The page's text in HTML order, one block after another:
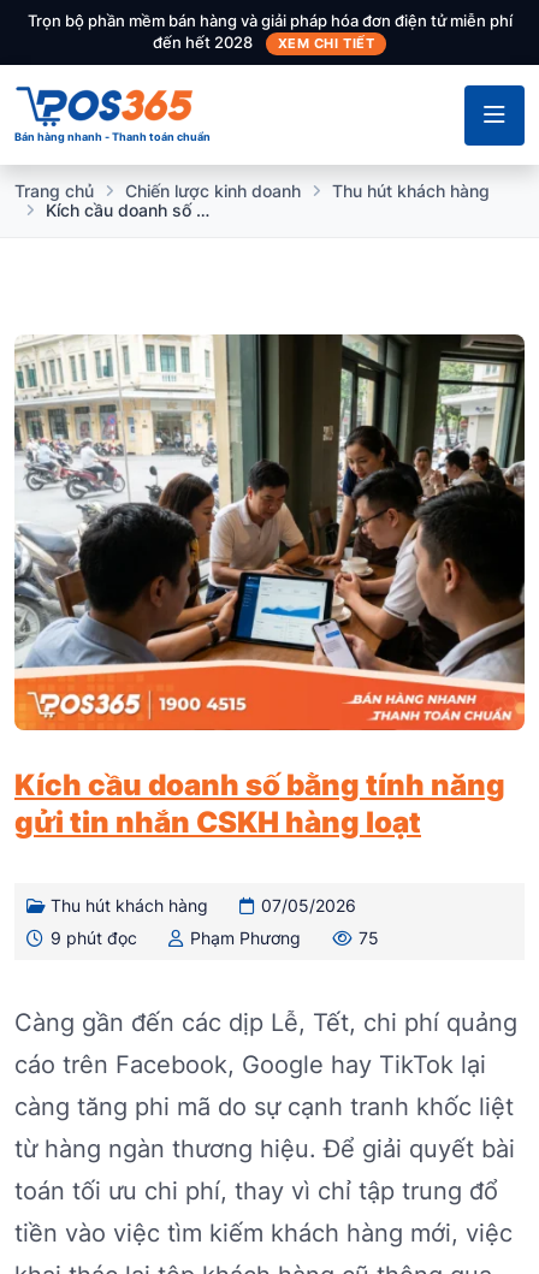
Trọn bộ phần mềm bán hàng và giải pháp hóa đơn điện tử miễn phí
đến hết 2028
XEM CHI TIẾT
Bán hàng nhanh - Thanh toán chuẩn
Trang chủ Chiến lược kinh doanh
Thu hút khách hàng
Kích cầu doanh số bằng tính năng gửi tin nhắn CSKH hàng loạt
Kích cầu doanh số bằng tính năng
gửi tin nhắn CSKH hàng loạt
Thu hút khách hàng
07/05/2026
9 phút đọc
Phạm Phương 75
Càng gần đến các dịp Lễ, Tết, chi phí quảng
cáo trên Facebook, Google hay TikTok lại
càng tăng phi mã do sự cạnh tranh khốc liệt
từ hàng ngàn thương hiệu. Để giải quyết bài
toán tối ưu chi phí, thay vì chỉ tập trung đổ
tiền vào việc tìm kiếm khách hàng mới, việc